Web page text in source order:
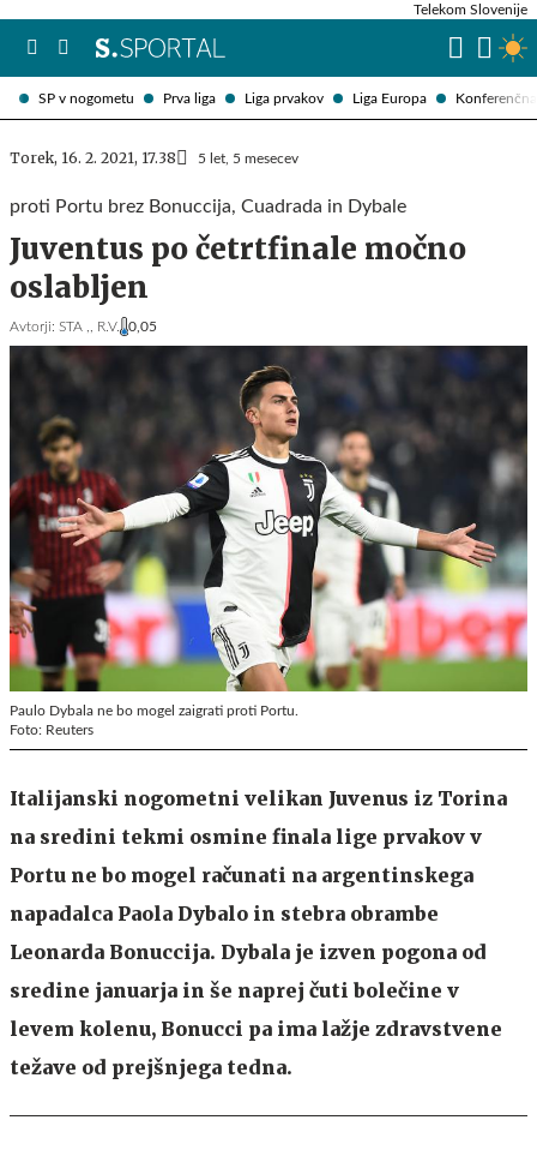
SP v nogometu Prva liga Liga prvakov Liga Europa
Telekom Slovenije
Torek, 16. 2. 2021, 17.38 5 let, 5 mesecev
proti Portu brez Bonuccija, Cuadrada in Dybale
Juventus po četrtfinale močno
oslabljen
Avtorji: STA ,, R.V. 0,05
Paulo Dybala ne bo mogel zaigrati proti Portu.
Foto: Reuters
Italijanski nogometni velikan Juvenus iz Torina
na sredini tekmi osmine finala lige prvakov v
Portu ne bo mogel računati na argentinskega
napadalca Paola Dybalo in stebra obrambe
Leonarda Bonuccija. Dybala je izven pogona od
sredine januarja in še naprej čuti bolečine v
levem kolenu, Bonucci pa ima lažje zdravstvene
težave od prejšnjega tedna.